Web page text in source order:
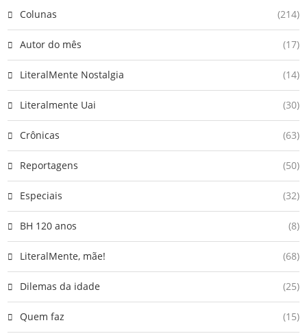
Colunas (214)
Autor do mês (17)
LiteralMente Nostalgia (14)
Literalmente Uai (30)
Crônicas (63)
Reportagens (50)
Especiais (32)
BH 120 anos (8)
LiteralMente, mãe! (68)
Dilemas da idade (25)
Quem faz (15)